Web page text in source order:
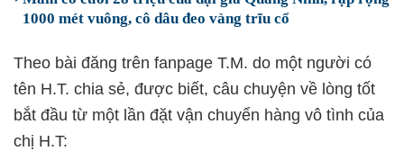
1000 mét vuông, cô dâu đeo vàng trĩu cổ
Theo bài đăng trên fanpage T.M. do một người có
tên H.T. chia sẻ, được biết, câu chuyện về lòng tốt
bắt đầu từ một lần đặt vận chuyển hàng vô tình của
chị H.T: